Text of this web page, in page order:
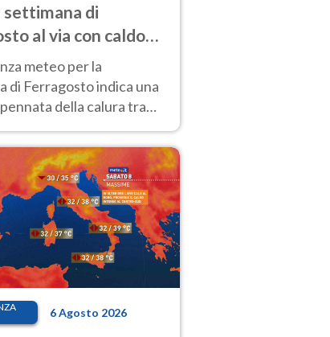
di
al via con caldo
qualche temporale
meteo per la
di Ferragosto indica una
della calura tra
6 Agosto 2026